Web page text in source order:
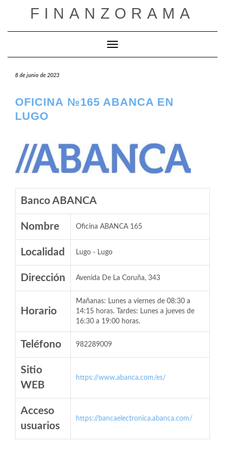
FINANZORAMA
Cambiar modo de navegación
8 de junio de 2023
OFICINA №165 ABANCA EN
LUGO
Banco ABANCA
Nombre Oficina ABANCA 165
Localidad Lugo - Lugo
Dirección Avenida De La Coruña, 343
Horario
Mañanas: Lunes a viernes de 08:30 a
14:15 horas. Tardes: Lunes a jueves de
16:30 a 19:00 horas.
Teléfono 982289009
Sitio
WEB
https://www.abanca.com/es/
Acceso
usuarios
https://bancaelectronica.abanca.com/